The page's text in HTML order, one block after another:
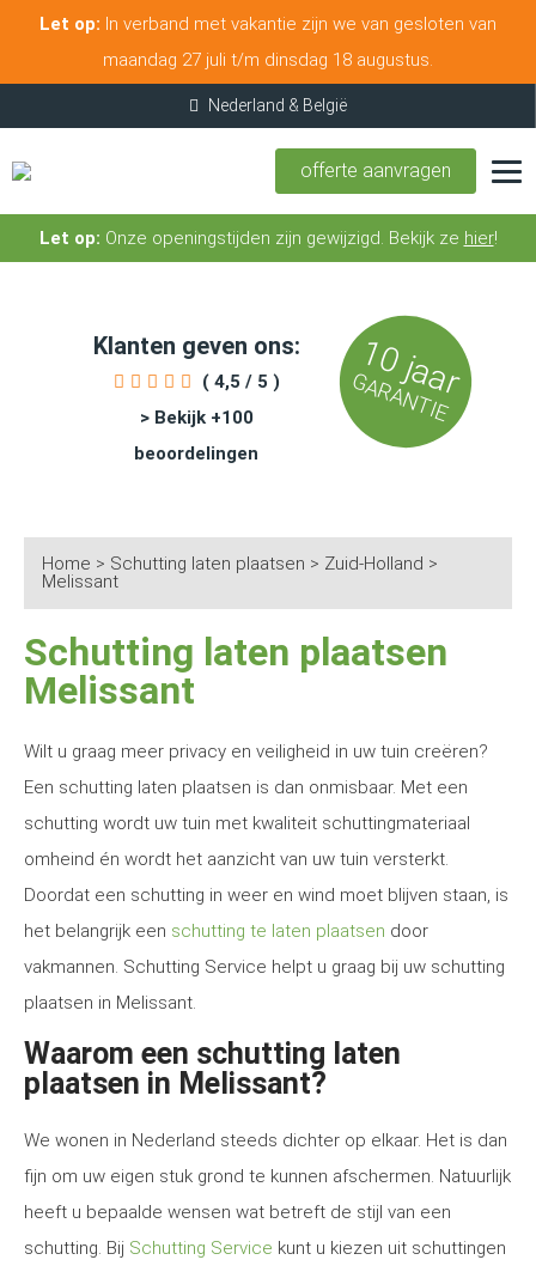
Let op: In verband met vakantie zijn we van gesloten van
maandag 27 juli t/m dinsdag 18 augustus.
offerte aanvragen
Let op: Onze openingstijden zijn gewijzigd. Bekijk ze hier!
Klanten geven ons:
( 4,5 / 5 )
> Bekijk +100
beoordelingen
10 jaar
GARANTIE
Home > Schutting laten plaatsen > Zuid-Holland >
Melissant
Schutting laten plaatsen
Melissant
Wilt u graag meer privacy en veiligheid in uw tuin creëren?
Een schutting laten plaatsen is dan onmisbaar. Met een
schutting wordt uw tuin met kwaliteit schuttingmateriaal
omheind én wordt het aanzicht van uw tuin versterkt.
Doordat een schutting in weer en wind moet blijven staan, is
het belangrijk een schutting te laten plaatsen door
vakmannen. Schutting Service helpt u graag bij uw schutting
plaatsen in Melissant.
Waarom een schutting laten
plaatsen in Melissant?
We wonen in Nederland steeds dichter op elkaar. Het is dan
fijn om uw eigen stuk grond te kunnen afschermen. Natuurlijk
heeft u bepaalde wensen wat betreft de stijl van een
schutting. Bij Schutting Service kunt u kiezen uit schuttingen